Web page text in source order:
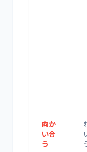
向か
い合
う